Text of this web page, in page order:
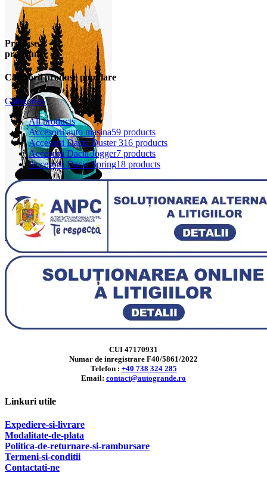
0 items 0,00 lei
Produse
premium
Categorii produse populare
Categories
Allproducts
Accesorii auto masina59 products
Accesorii Dacia Duster 316 products
Accesorii Dacia Jogger7 products
Accesorii Dacia Spring18 products
CUI 47170931
Numar de inregistrare F40/5861/2022
Telefon : +40 738 324 285
Email: contact@autogrande.ro
Linkuri utile
Expediere-si-livrare
Modalitate-de-plata
Politica-de-returnare-si-rambursare
Termeni-si-conditii
Contactati-ne